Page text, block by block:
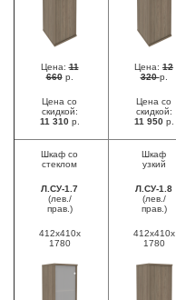
Цена:11
660р.
Цена со
скидкой:
11 310 р.
Цена: 12
320р.
Цена со
скидкой:
11 950р.
Шкаф со
стеклом
Л.СУ-1.7
(лев./
прав.)
412x410x
1780
Шкаф
узкий
Л.СУ-1.8
(лев./
прав.)
412x410x
1780